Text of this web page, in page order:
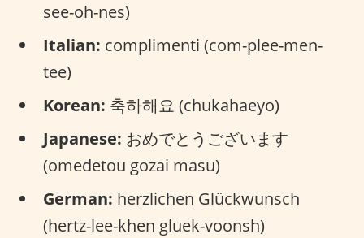
see-oh-nes)
Italian: complimenti (com-plee-men-
tee)
Korean: 축하해요 (chukahaeyo)
Japanese: おめでとうございます
(omedetou gozai masu)
German: herzlichen Glückwunsch
(hertz-lee-khen gluek-voonsh)